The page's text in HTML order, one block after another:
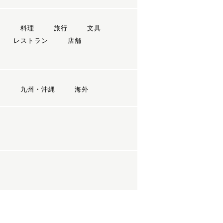
料理 旅行
文具
レストラン
店舗
九州・沖縄 海外